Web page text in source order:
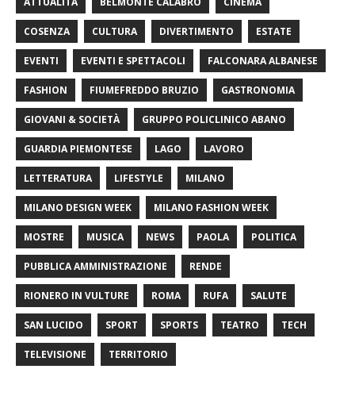
COSENZA CULTURA DIVERTIMENTO ESTATE
EVENTI EVENTI E SPETTACOLI FALCONARA ALBANESE
FASHION FIUMEFREDDO BRUZIO GASTRONOMIA
GIOVANI & SOCIETÀ GRUPPO POLICLINICO ABANO
GUARDIA PIEMONTESE LAGO LAVORO
LETTERATURA LIFESTYLE MILANO
MILANO DESIGN WEEK MILANO FASHION WEEK
MOSTRE MUSICA NEWS PAOLA POLITICA
PUBBLICA AMMINISTRAZIONE RENDE
RIONERO IN VULTURE ROMA RUFA SALUTE
SAN LUCIDO SPORT SPORTS TEATRO TECH
TELEVISIONE TERRITORIO